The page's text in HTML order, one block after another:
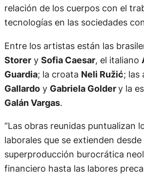
relación de los cuerpos con el
tecnologías en las sociedades
Entre los artistas están las
Storery Sofia Caesar, el italiano
Guardia; la croata Neli Ružić; las
Gallardoy Gabriela Goldery la
Galán Vargas.
“Las obras reunidas puntualizan
laborales que se extienden desde
superproducción burocrática
financiero hasta las labores